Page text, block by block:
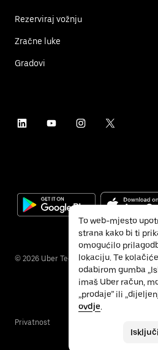
Rezerviraj vožnju
Zračne luke
Gradovi
© 2026 Uber Technologies Inc.
Privatnost
To web-mjesto
strana kako bi ti
omogućilo
lokaciju. Te
odabirom gumba
imaš Uber račun,
„prodaje” ili
ovdje.